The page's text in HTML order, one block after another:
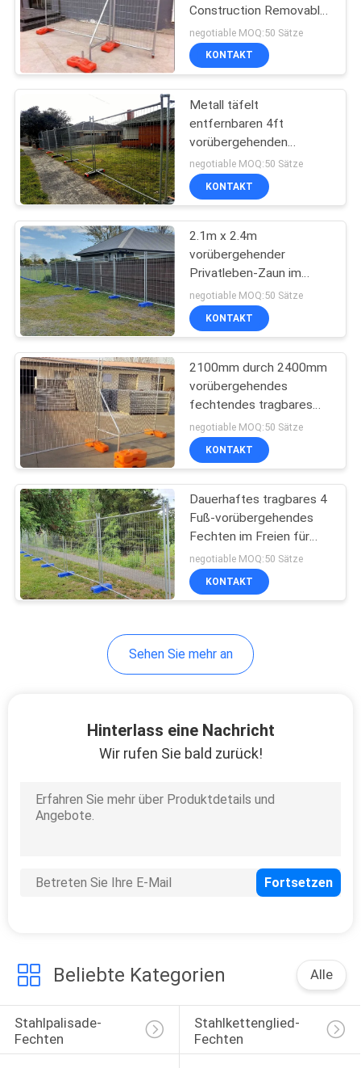
Vorübergehendes
Stahlfechten
vorübergehendes
Standortfechten
Vorübergehendes
Sicherheits-Fechten
32
Schmiedeeiserner
33
Hochleistungsvieh-
Platte
Handhabungsgeräte
37
Construction Removable
Australien-Standard-
75x75mm täfelt
negotiable MOQ:50 Sätze
KONTAKT
Metall täfelt
entfernbaren 4ft
vorübergehenden
fechtenden Stahlbau
negotiable MOQ:50 Sätze
KONTAKT
2.1m x 2.4m
vorübergehender
Privatleben-Zaun im
Freien Standard Australia
Panels für Baustelle
negotiable MOQ:50 Sätze
KONTAKT
2100mm durch 2400mm
vorübergehendes
fechtendes tragbares
geschweißtes
Stahlmetall im Freien
negotiable MOQ:50 Sätze
KONTAKT
Dauerhaftes tragbares 4
Fuß-vorübergehendes
Fechten im Freien für
Baustellen
negotiable MOQ:50 Sätze
KONTAKT
Sehen Sie mehr an
Hinterlass eine Nachricht
Wir rufen Sie bald zurück!
Beliebte Kategorien Alle
Stahlpalisade-
Fechten
Stahlkettenglied-
Fechten